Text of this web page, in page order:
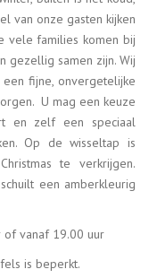
van onze gasten kijken
vele families komen bij
gezellig samen zijn. Wij
fijne, onvergetelijke
U mag een keuze
en zelf een speciaal
Op de wisseltap is
te verkrijgen.
een amberkleurig
of vanaf 19.00 uur
is beperkt.